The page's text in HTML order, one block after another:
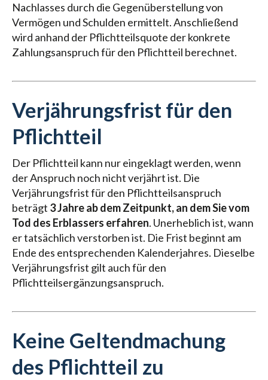
Nachlasses durch die Gegenüberstellung von
Vermögen und Schulden ermittelt. Anschließend
wird anhand der Pflichtteilsquote der konkrete
Zahlungsanspruch für den Pflichtteil berechnet.
Verjährungsfrist für den
Pflichtteil
Der Pflichtteil kann nur eingeklagt werden, wenn
der Anspruch noch nicht verjährt ist. Die
Verjährungsfrist für den Pflichtteilsanspruch
beträgt 3 Jahre ab dem Zeitpunkt, an dem Sie vom
Tod des Erblassers erfahren. Unerheblich ist, wann
er tatsächlich verstorben ist. Die Frist beginnt am
Ende des entsprechenden Kalenderjahres. Dieselbe
Verjährungsfrist gilt auch für den
Pflichtteilsergänzungsanspruch.
Keine Geltendmachung
des Pflichtteil zu